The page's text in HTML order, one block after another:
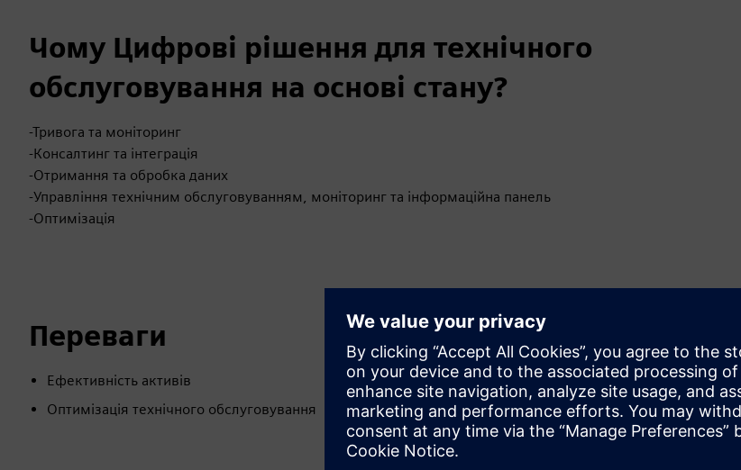
Чому Цифрові рішення для технічного
обслуговування на основі стану?
-Тривога та моніторинг
-Консалтинг та інтеграція
-Отримання та обробка даних
-Управління технічним обслуговуванням, моніторинг та інформаційна панель
-Оптимізація
Переваги
Ефективність активів
Оптимізація технічного обслуговування